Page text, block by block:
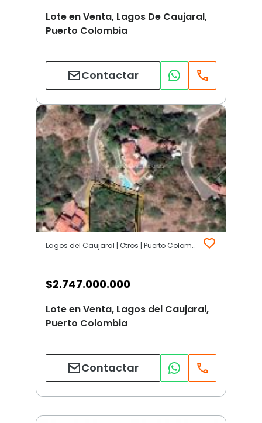
Lote en Venta, Lagos De Caujaral,
Puerto Colombia
Contactar
Lagos del Caujaral | Otros | Puerto Colombia
$2.747.000.000
Lote en Venta, Lagos del Caujaral,
Puerto Colombia
Contactar